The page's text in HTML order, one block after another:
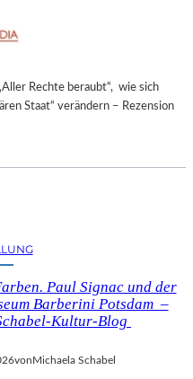
Rechte beraubt“, wie sich
Staat“ verändern – Rezension
Paul Signac und der
Barberini Potsdam –
Kultur-Blog
von Michaela Schabel